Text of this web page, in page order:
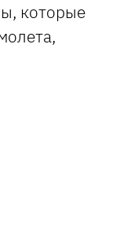
которые